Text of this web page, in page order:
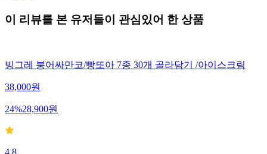
이 리뷰를 본 유저들이 관심있어 한 상품
빙그레 붕어싸만코/빵또아 7종 30개 골라담기 /아이스크림
38,000원
24%28,900원
4.8